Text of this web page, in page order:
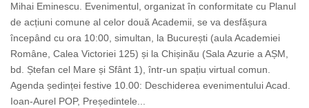
Mihai Eminescu. Evenimentul, organizat în conformitate cu Planul
de acțiuni comune al celor două Academii, se va desfășura
începând cu ora 10:00, simultan, la București (aula Academiei
Române, Calea Victoriei 125) și la Chișinău (Sala Azurie a AȘM,
bd. Ștefan cel Mare și Sfânt 1), într-un spațiu virtual comun.
Agenda ședinței festive 10.00: Deschiderea evenimentului Acad.
Ioan-Aurel POP, Președintele...